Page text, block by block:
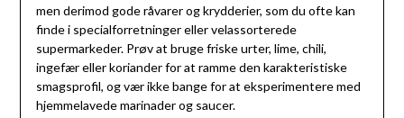
men derimod gode råvarer og krydderier, som du ofte kan
finde i specialforretninger eller velassorterede
supermarkeder. Prøv at bruge friske urter, lime, chili,
ingefær eller koriander for at ramme den karakteristiske
smagsprofil, og vær ikke bange for at eksperimentere med
hjemmelavede marinader og saucer.